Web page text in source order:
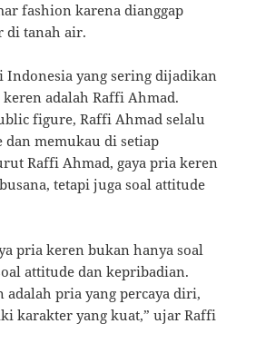
fashion karena dianggap
di tanah air.
Indonesia yang sering dijadikan
adalah Raffi Ahmad.
figure, Raffi Ahmad selalu
memukau di setiap
Raffi Ahmad, gaya pria keren
tetapi juga soal attitude
pria keren bukan hanya soal
attitude dan kepribadian.
adalah pria yang percaya diri,
karakter yang kuat,” ujar Raffi